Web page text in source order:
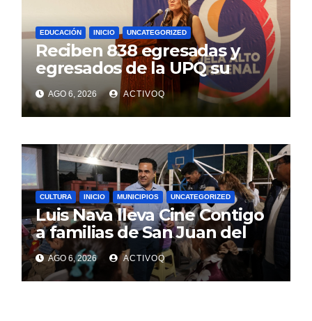
EDUCACIÓN INICIO UNCATEGORIZED
Reciben 838 egresadas y
egresados de la UPQ su
título profesional
AGO 6, 2026 ACTIVOQ
CULTURA INICIO MUNICIPIOS UNCATEGORIZED
Luis Nava lleva Cine Contigo
a familias de San Juan del
RíoAGO 6, 2026 ACTIVOQ